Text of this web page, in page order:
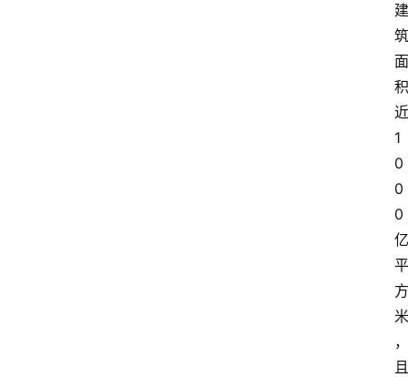
建
筑
面
积
近
1
0
0
0
亿
平
方
米
，
且